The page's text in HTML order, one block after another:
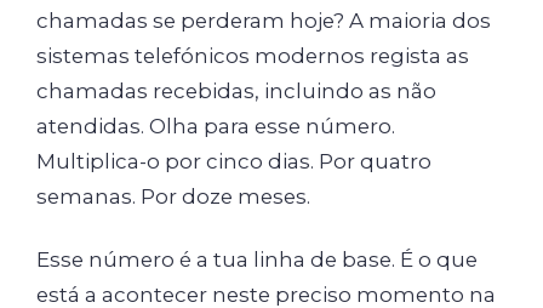
chamadas se perderam hoje? A maioria dos
sistemas telefónicos modernos regista as
chamadas recebidas, incluindo as não
atendidas. Olha para esse número.
Multiplica-o por cinco dias. Por quatro
semanas. Por doze meses.
Esse número é a tua linha de base. É o que
está a acontecer neste preciso momento na